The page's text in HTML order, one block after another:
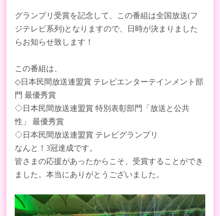
グランプリ受賞を記念して、この番組は全国放送(フ
ジテレビ系列)となりますので、日時が決まりました
らお知らせ致します！
この番組は、
◇日本民間放送連盟賞 テレビエンターテインメント部
門 最優秀賞
◇日本民間放送連盟賞 特別表彰部門「放送と公共
性」 最優秀賞
◇日本民間放送連盟賞 テレビグランプリ
なんと！3冠達成です。
皆さまの応援があったからこそ、受賞することができ
ました。本当にありがとうございました。